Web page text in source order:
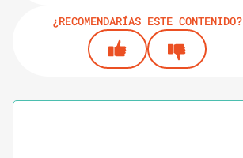
¿RECOMENDARÍAS ESTE CONTENIDO?